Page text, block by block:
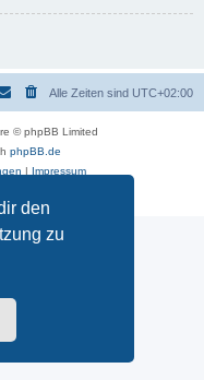
den
zu
Alle Zeiten sind UTC+02:00
© phpBB Limited
phpBB.de
| Impressum